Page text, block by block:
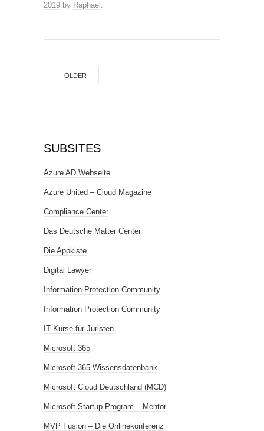
2019 by Raphael .
← OLDER
SUBSITES
Azure AD Webseite
Azure United – Cloud Magazine
Compliance Center
Das Deutsche Matter Center
Die Appkiste
Digital Lawyer
Information Protection Community
Information Protection Community
IT Kurse für Juristen
Microsoft 365
Microsoft 365 Wissensdatenbank
Microsoft Cloud Deutschland (MCD)
Microsoft Startup Program – Mentor
MVP Fusion – Die Onlinekonferenz